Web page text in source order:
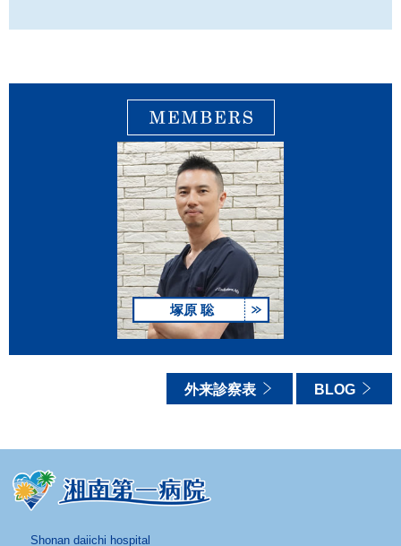
塚原 聡
外来診察表 BLOG
Shonan daiichi hospital